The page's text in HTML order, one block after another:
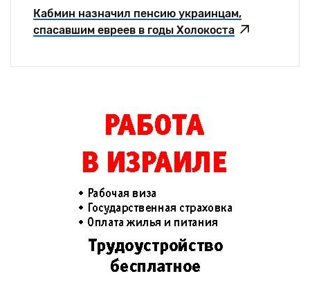
Кабмин назначил пенсию украинцам,
спасавшим евреев в годы Холокоста